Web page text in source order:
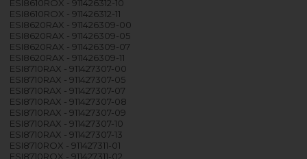
ESI8610ROX - 911426312-10
ESI8610ROX - 911426312-11
ESI8620RAX - 911426309-00
ESI8620RAX - 911426309-05
ESI8620RAX - 911426309-07
ESI8620RAX - 911426309-11
ESI8710RAX - 911427307-00
ESI8710RAX - 911427307-05
ESI8710RAX - 911427307-07
ESI8710RAX - 911427307-08
ESI8710RAX - 911427307-09
ESI8710RAX - 911427307-10
ESI8710RAX - 911427307-13
ESI8710ROX - 911427311-01
ESI8710ROX - 911427311-02